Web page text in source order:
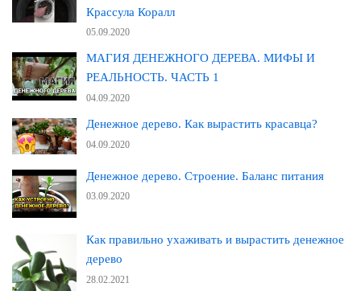
Крассула Коралл
05.09.2020
МАГИЯ ДЕНЕЖНОГО ДЕРЕВА. МИФЫ И
РЕАЛЬНОСТЬ. ЧАСТЬ 1
04.09.2020
Денежное дерево. Как вырастить красавца?
04.09.2020
Денежное дерево. Строение. Баланс питания
03.09.2020
Как правильно ухаживать и вырастить денежное
дерево
28.02.2021